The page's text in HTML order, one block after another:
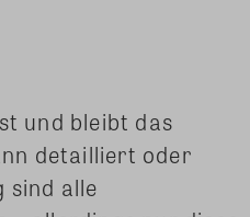
und bleibt das
detailliert oder
sind alle